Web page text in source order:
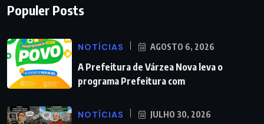
Populer Posts
NOTÍCIAS AGOSTO 6, 2026
A Prefeitura de Várzea Nova leva o
programa Prefeitura com
NOTÍCIAS JULHO 30, 2026